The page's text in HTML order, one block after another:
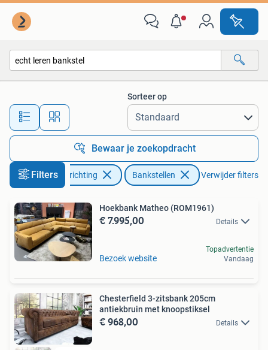
Alle afstanden…
Sorteer op
Bewaar je zoekopdracht
Filters
Huis en Inrichting Bankstellen Verwijder filters
Hoekbank Matheo (ROM1961)
€ 7.995,00 Details
Bezoek website
Topadvertentie
Vandaag
Chesterfield 3-zitsbank 205cm
antiekbruin met knoopstiksel
€ 968,00 Details